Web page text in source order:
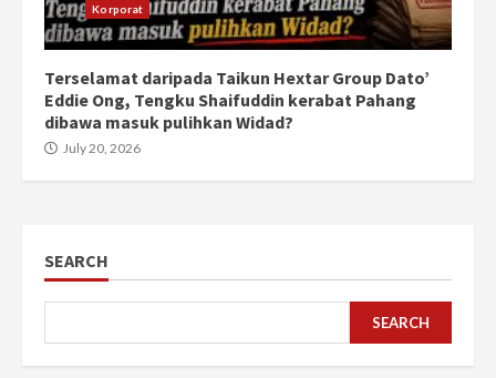
Korporat
Terselamat daripada Taikun Hextar Group Dato’
Eddie Ong, Tengku Shaifuddin kerabat Pahang
dibawa masuk pulihkan Widad?
July 20, 2026
SEARCH
SEARCH